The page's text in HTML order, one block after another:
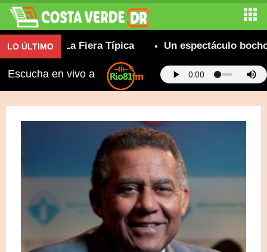
LO ÚLTIMO
y La Fiera Típica Un espectáculo bochornoso
Escucha en vivo a